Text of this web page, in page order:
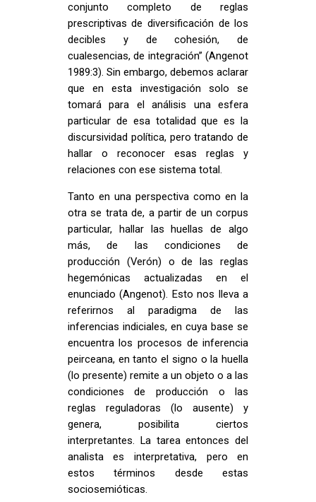
conjunto completo de reglas
prescriptivas de diversificación de los
decibles y de cohesión, de
cualesencias, de integración” (Angenot
1989:3). Sin embargo, debemos aclarar
que en esta investigación solo se
tomará para el análisis una esfera
particular de esa totalidad que es la
discursividad política, pero tratando de
hallar o reconocer esas reglas y
relaciones con ese sistema total.
Tanto en una perspectiva como en la
otra se trata de, a partir de un corpus
particular, hallar las huellas de algo
más, de las condiciones de
producción (Verón) o de las reglas
hegemónicas actualizadas en el
enunciado (Angenot). Esto nos lleva a
referirnos al paradigma de las
inferencias indiciales, en cuya base se
encuentra los procesos de inferencia
peirceana, en tanto el signo o la huella
(lo presente) remite a un objeto o a las
condiciones de producción o las
reglas reguladoras (lo ausente) y
genera, posibilita ciertos
interpretantes. La tarea entonces del
analista es interpretativa, pero en
estos términos desde estas
sociosemióticas.